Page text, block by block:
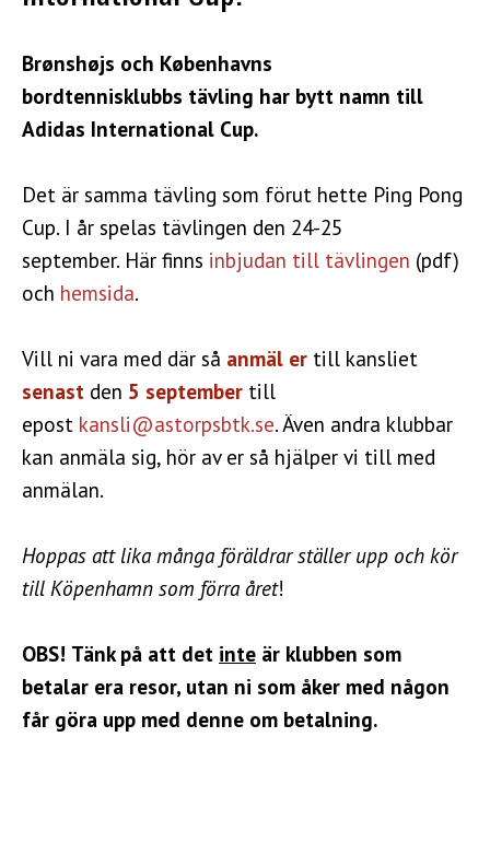
Brønshøjs och Københavns
bordtennisklubbs tävling har bytt namn till
Adidas International Cup.
Det är samma tävling som förut hette Ping Pong
Cup. I år spelas tävlingen den 24-25
september. Här finns inbjudan till tävlingen (pdf)
och hemsida.
Vill ni vara med där så anmäl er till kansliet
senast den 5 september till
epost kansli@astorpsbtk.se. Även andra klubbar
kan anmäla sig, hör av er så hjälper vi till med
anmälan.
Hoppas att lika många föräldrar ställer upp och kör
till Köpenhamn som förra året!
OBS! Tänk på att det inte är klubben som
betalar era resor, utan ni som åker med någon
får göra upp med denne om betalning.